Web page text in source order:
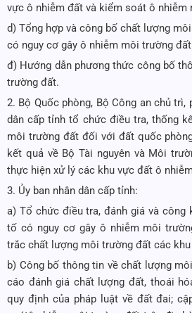
vực ô nhiễm đất và kiểm soát ô nhiễm
d) Tổng hợp và công bố chất lượng
có nguy cơ gây ô nhiễm môi trường
đ) Hướng dẫn phương thức công bố
trường đất.
2. Bộ Quốc phòng, Bộ Công an chủ trì,
dân cấp tỉnh tổ chức điều tra, thống
môi trường đất đối với đất quốc
kết quả về Bộ Tài nguyên và Môi
thực hiện xử lý các khu vực đất ô
3. Ủy ban nhân dân cấp tỉnh:
a) Tổ chức điều tra, đánh giá và công
tố có nguy cơ gây ô nhiễm môi
trắc chất lượng môi trường đất các
b) Công bố thông tin về chất lượng
cáo đánh giá chất lượng đất, thoái
quy định của pháp luật về đất đai;